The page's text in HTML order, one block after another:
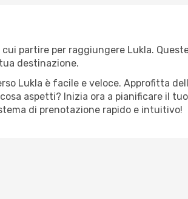
partire per raggiungere Lukla.
destinazione.
Lukla è facile e veloce. Approfitta
aspetti? Inizia ora a pianificare il
di prenotazione rapido e intuitivo!